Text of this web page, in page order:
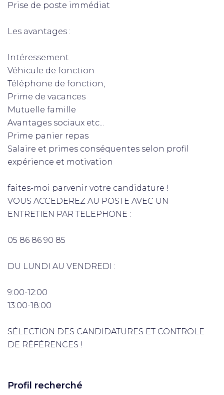
Prise de poste immédiat
Les avantages :
Intéressement
Véhicule de fonction
Téléphone de fonction,
Prime de vacances
Mutuelle famille
Avantages sociaux etc...
Prime panier repas
Salaire et primes conséquentes selon profil
expérience et motivation
faites-moi parvenir votre candidature !
VOUS ACCEDEREZ AU POSTE AVEC UN
ENTRETIEN PAR TELEPHONE :
05 86 86 90 85
DU LUNDI AU VENDREDI :
9:00-12:00
13:00-18:00
SÉLECTION DES CANDIDATURES ET CONTRÖLE
DE RÉFÉRENCES !
Profil recherché